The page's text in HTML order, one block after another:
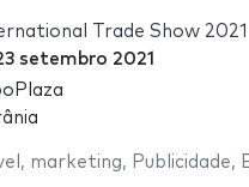
Trade Show 2021
setembro 2021
, marketing, Publicidade,